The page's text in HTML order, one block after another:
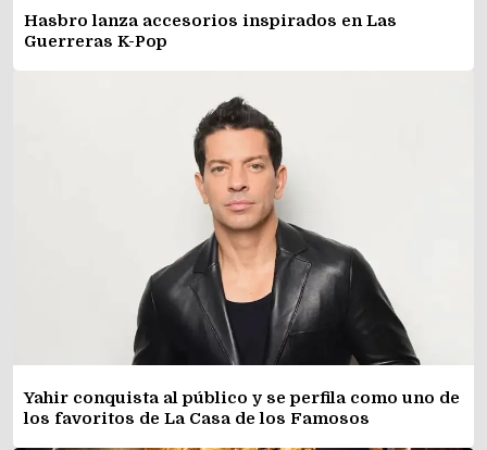
Hasbro lanza accesorios inspirados en Las
Guerreras K-Pop
Yahir conquista al público y se perfila como uno de
los favoritos de La Casa de los Famosos